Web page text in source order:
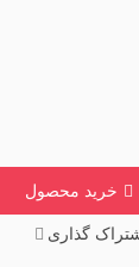
خرید محصول
گذاری